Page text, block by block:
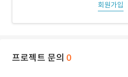
회원가입
프로젝트 문의 0